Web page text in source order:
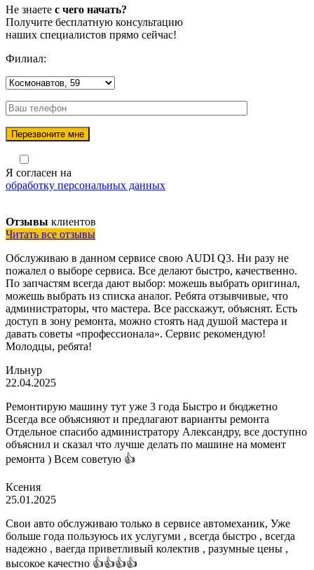
Не знаете с чего начать?
Получите бесплатную консультацию
наших специалистов прямо сейчас!
Филиал:
Я согласен на
обработку персональных данных
Отзывы клиентов
Читать все отзывы
Обслуживаю в данном сервисе свою AUDI Q3. Ни разу не
пожалел о выборе сервиса. Все делают быстро, качественно.
По запчастям всегда дают выбор: можешь выбрать оригинал,
можешь выбрать из списка аналог. Ребята отзывчивые, что
администраторы, что мастера. Все расскажут, объяснят. Есть
доступ в зону ремонта, можно стоять над душой мастера и
давать советы «профессионала». Сервис рекомендую!
Молодцы, ребята!
Ильнур
22.04.2025
Ремонтирую машину тут уже 3 года Быстро и бюджетно
Всегда все объясняют и предлагают варианты ремонта
Отдельное спасибо администратору Александру, все доступно
объяснил и сказал что лучше делать по машине на момент
ремонта ) Всем советую 👍
Ксения
25.01.2025
Свои авто обслуживаю только в сервисе автомеханик, Уже
больше года пользуюсь их услугуми , всегда быстро , всегда
надежно , ваегда приветливый колектив , разумные цены ,
высокое качестно 👍👍👍👍